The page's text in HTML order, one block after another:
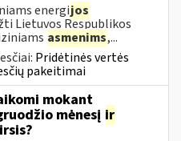
energijos
Lietuvos Respublikos
asmenims,...
Pridėtinės vertės
pakeitimai
mokant
mėnesį ir